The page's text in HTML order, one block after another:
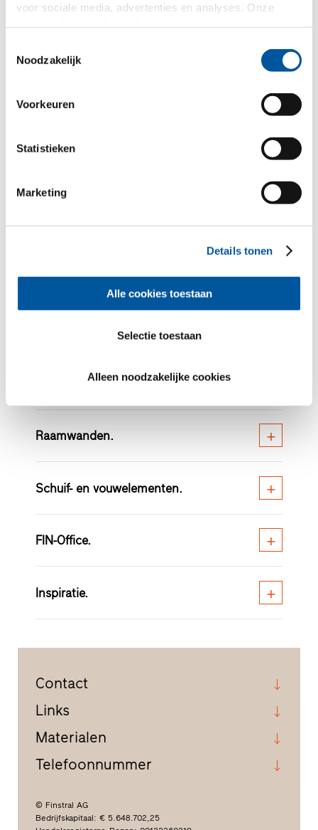
voor sociale media, advertenties en analyses. Onze
kader van uw gebruik van de diensten hebben
Noodzakelijk
Voorkeuren
Statistieken
Marketing
Details tonen
Alle cookies toestaan
Selectie toestaan
Alleen noodzakelijke cookies
Ramen en glasgevels zijn complex en een
investering voor tientallen jaren. Lees meer over
mogelijkheden u met ons omvangrijke
Stel uw unieke glasgevel samen.
Alle glasgevels op een rijtje.
Raamwanden.
Schuif- en vouwelementen.
FIN-Office.
Inspiratie.
Contact
Links
Materialen
Telefoonnummer
© Finstral AG
Bedrijfskapitaal: € 5.648.702,25